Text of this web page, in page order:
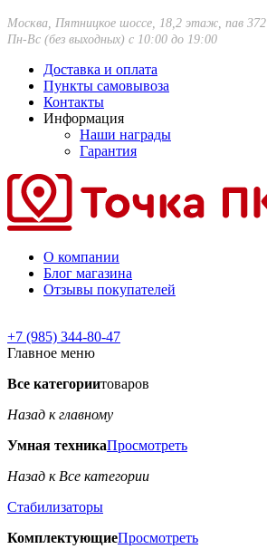
Москва, Пятницкое шоссе, 18,2 этаж, пав 372
Пн-Вс (без выходных) с 10:00 до 19:00
Доставка и оплата
Пункты самовывоза
Контакты
Информация
Наши награды
Гарантия
О компании
Блог магазина
Отзывы покупателей
+7 (985) 344-80-47
Главное меню
Все категориитоваров
Назад к главному
Умная техникаПросмотреть
Назад к Все категории
Стабилизаторы
КомплектующиеПросмотреть